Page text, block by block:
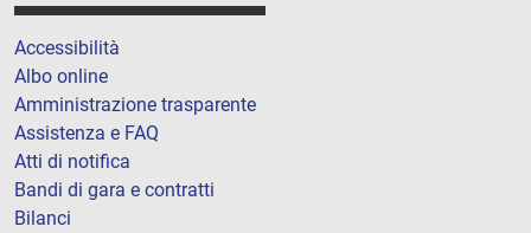
Accessibilità
Albo online
Amministrazione trasparente
Assistenza e FAQ
Atti di notifica
Bandi di gara e contratti
Bilanci